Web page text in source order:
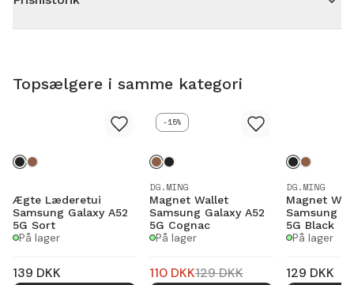
Topsælgere i samme kategori
Ægte Læderetui
Samsung Galaxy A52
5G Sort
På lager
139 DKK
-15%
DG.MING
Magnet Wallet
Samsung Galaxy A52
5G Cognac
På lager
110 DKK129DKK
DG.MING
Magnet
Samsung
5G Black
På lager
129 DKK